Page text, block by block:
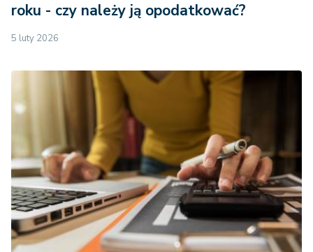
roku - czy należy ją opodatkować?
5 luty 2026